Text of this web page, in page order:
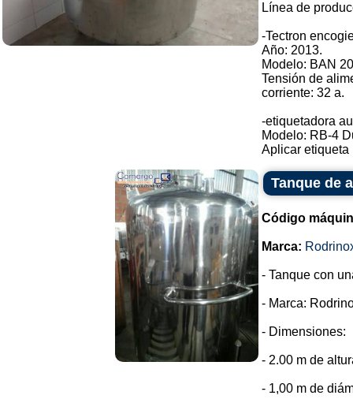
Línea de
-Tectron
Año: 2013.
Modelo: BAN
Tensión de
corriente: 32 a.
-etiquetadora
Modelo: RB-4
Aplicar etiqueta
Tanque de
Código
Marca:
- Tanque con
- Marca:
- Dimensiones:
- 2.00 m de
- 1,00 m de